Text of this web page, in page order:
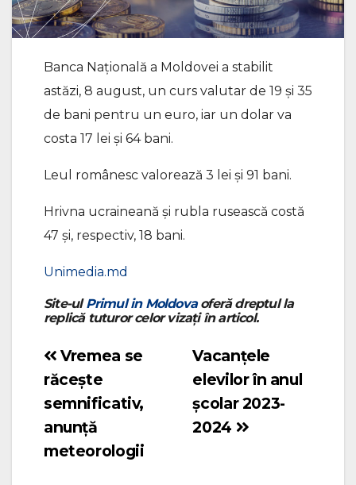
Banca Națională a Moldovei a stabilit
astăzi, 8 august, un curs valutar de 19 și 35
de bani pentru un euro, iar un dolar va
costa 17 lei și 64 bani.
Leul românesc valorează 3 lei și 91 bani.
Hrivna ucraineană și rubla rusească costă
47 și, respectiv, 18 bani.
Unimedia.md
Site-ulPrimul in Moldovaoferă dreptul la
replică tuturor celor vizați în articol.
Navigare
în
articole
Vacanțele
elevilor în anul
școlar 2023-
2024
Vremea se
răcește
semnificativ,
anunță
meteorologii